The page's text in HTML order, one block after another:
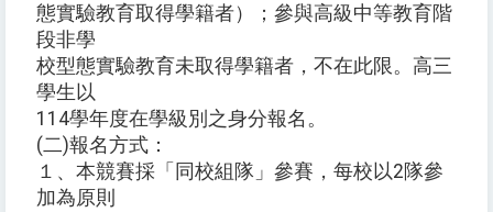
態實驗教育取得學籍者）；參與高級中等教育階
段非學
校型態實驗教育未取得學籍者，不在此限。高三
學生以
114學年度在學級別之身分報名。
(二)報名方式：
１、本競賽採「同校組隊」參賽，每校以2隊參
加為原則